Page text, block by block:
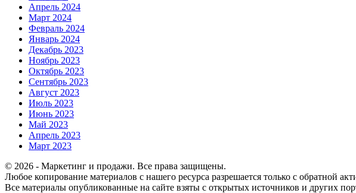
Апрель 2024
Март 2024
Февраль 2024
Январь 2024
Декабрь 2023
Ноябрь 2023
Октябрь 2023
Сентябрь 2023
Август 2023
Июль 2023
Июнь 2023
Май 2023
Апрель 2023
Март 2023
© 2026 - Маркетинг и продажи. Все права защищены.
Любое копирование материалов с нашего ресурса разрешается только с обратной
Все материалы опубликованные на сайте взяты с открытых источников и других